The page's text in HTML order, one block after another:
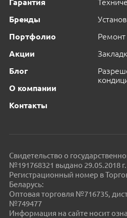
Гарантия
Бренды
Портфолио
Акции
Блог
О компании
Контакты
Свидетельство о
№191768321 выдано 29.05.2018 г.
Регистрационный номер в
Беларусь:
Оптовая торговля №716735,
№749477
Информация на сайте носит